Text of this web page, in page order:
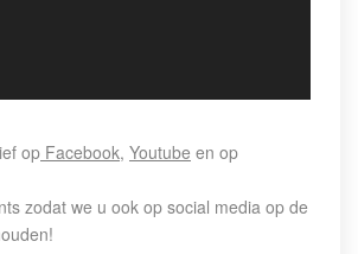
op Facebook, Youtube en op
zodat we u ook op social media op de